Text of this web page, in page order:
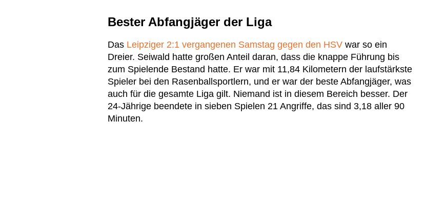
Bester Abfangjäger der Liga
Das Leipziger 2:1 vergangenen Samstag gegen den HSV war so ein
Dreier. Seiwald hatte großen Anteil daran, dass die knappe Führung bis
zum Spielende Bestand hatte. Er war mit 11,84 Kilometern der laufstärkste
Spieler bei den Rasenballsportlern, und er war der beste Abfangjäger, was
auch für die gesamte Liga gilt. Niemand ist in diesem Bereich besser. Der
24-Jährige beendete in sieben Spielen 21 Angriffe, das sind 3,18 aller 90
Minuten.